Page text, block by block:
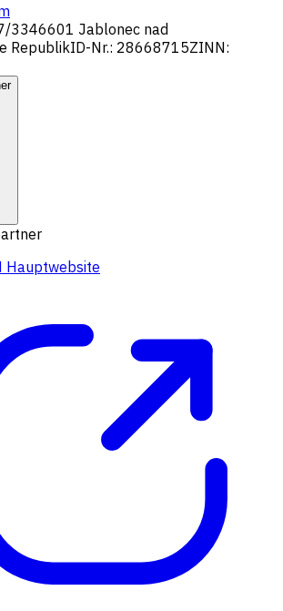
3346601 Jablonec nad
RepublikID-Nr.: 28668715ZINN:
Hauptwebsite